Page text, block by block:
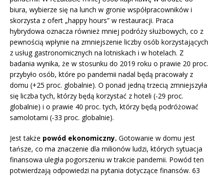
biura, wybierze się na lunch w gronie współpracowników i
skorzysta z ofert „happy hours” w restauracji. Praca
hybrydowa oznacza również mniej podróży służbowych, co z
pewnością wpłynie na zmniejszenie liczby osób korzystających
z usług gastronomicznych na lotniskach i w hotelach. Z
badania wynika, że w stosunku do 2019 roku o prawie 20 proc.
przybyło osób, które po pandemii nadal będą pracowały z
domu (+25 proc. globalnie). O ponad jedną trzecią zmniejszyła
się liczba tych, którzy będą korzystać z hoteli (-29 proc.
globalnie) i o prawie 40 proc. tych, którzy będą podróżować
samolotami (-33 proc. globalnie).
Jest także powód ekonomiczny. Gotowanie w domu jest
tańsze, co ma znaczenie dla milionów ludzi, których sytuacja
finansowa uległa pogorszeniu w trakcie pandemii. Powód ten
potwierdzają odpowiedzi na pytania dotyczące finansów. 63